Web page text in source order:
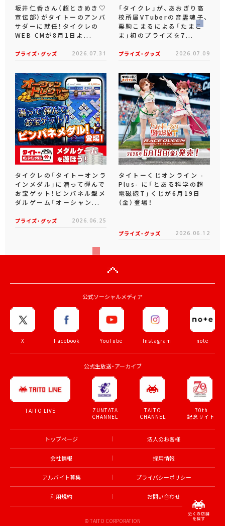
坂井仁香さん（超ときめき♡
宣伝部）がタイトーのアンバ
サダーに就任！タイクレの
WEB CMが8月1日よ...
プライズ・グッズ 2026.07.31
「タイクレ」が、あおぎり高
校所属VTuberの音霊魂子、
栗駒こまるによる「たまこ
ま」初のプライズを7...
プライズ・グッズ 2026.07.09
タイクレの「タイトーオンラ
インメダル」に潜って弾んで
お宝ゲット！ピンパネル型メ
ダルゲーム「オーシャン...
プライズ・グッズ 2026.06.25
タイトーくじオンライン -
Plus- に「とある科学の超
電磁砲T」くじが6月19日
（金）登場！
プライズ・グッズ 2026.06.12
公式ソーシャルメディア
X Facebook YouTube Instagram note
公式生放送・アーカイブ
TAITO LIVE
ZUNTATA
CHANNEL
TAITO
CHANNEL
70th
記念サイト
トップページ 法人のお客様
会社情報 採用情報
アルバイト募集 プライバシーポリシー
利用規約 お問い合わせ
© TAITO CORPORATION